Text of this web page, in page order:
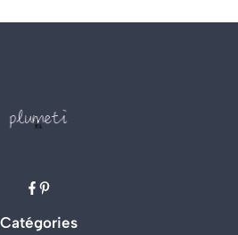
Catégories